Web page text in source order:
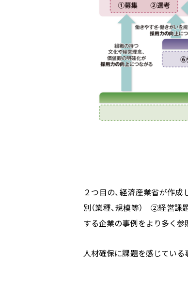
２つ目の、経済産業省が作成
別（業種、規模等）②経営課
する企業の事例をより多く参
人材確保に課題を感じている